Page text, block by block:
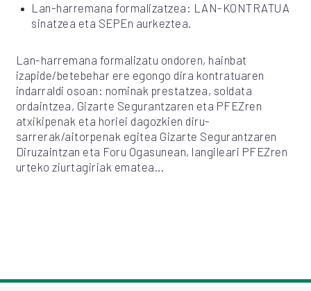
Lan-harremana formalizatzea: LAN-KONTRATUA
sinatzea eta SEPEn aurkeztea.
Lan-harremana formalizatu ondoren, hainbat
izapide/betebehar ere egongo dira kontratuaren
indarraldi osoan: nominak prestatzea, soldata
ordaintzea, Gizarte Segurantzaren eta PFEZren
atxikipenak eta horiei dagozkien diru-
sarrerak/aitorpenak egitea Gizarte Segurantzaren
Diruzaintzan eta Foru Ogasunean, langileari PFEZren
urteko ziurtagiriak ematea...